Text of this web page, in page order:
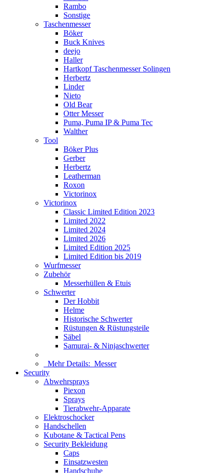
Rambo
Sonstige
Taschenmesser
Böker
Buck Knives
deejo
Haller
Hartkopf Taschenmesser Solingen
Herbertz
Linder
Nieto
Old Bear
Otter Messer
Puma, Puma IP & Puma Tec
Walther
Tool
Böker Plus
Gerber
Herbertz
Leatherman
Roxon
Victorinox
Victorinox
Classic Limited Edition 2023
Limited 2022
Limited 2024
Limited 2026
Limited Edition 2025
Limited Edition bis 2019
Wurfmesser
Zubehör
Messerhüllen & Etuis
Schwerter
Der Hobbit
Helme
Historische Schwerter
Rüstungen & Rüstungsteile
Säbel
Samurai- & Ninjaschwerter
Mehr Details: Messer
Security
Abwehrsprays
Piexon
Sprays
Tierabwehr-Apparate
Elektroschocker
Handschellen
Kubotane & Tactical Pens
Security Bekleidung
Caps
Einsatzwesten
Handschuhe